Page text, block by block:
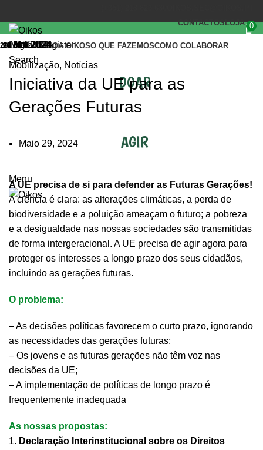
CONTACTOSLOJA 0
Login / Register
Search
INÍCIOA OIKOSO QUE FAZEMOSCOMO COLABORAR
DOAR
AGIR
Menu
Mobilização, Notícias
Iniciativa da UE para as
Gerações Futuras
Maio 29, 2024
29Mai 2024
A UE precisa de si para defender as Futuras Gerações!
A ciência é clara: as alterações climáticas, a perda de
biodiversidade e a poluição ameaçam o futuro; a pobreza
e a desigualdade nas nossas sociedades são transmitidas
de forma intergeracional. A UE precisa de agir agora para
proteger os interesses a longo prazo dos seus cidadãos,
incluindo as gerações futuras.
O problema:
– As decisões políticas favorecem o curto prazo, ignorando
as necessidades das gerações futuras;
– Os jovens e as futuras gerações não têm voz nas
decisões da UE;
– A implementação de políticas de longo prazo é
frequentemente inadequada
As nossas propostas:
Declaração Interinstitucional sobre os Direitos
04Jun 2024
29Mai 2024
27Mai 2024
20Abr 2024
12Fev 2024